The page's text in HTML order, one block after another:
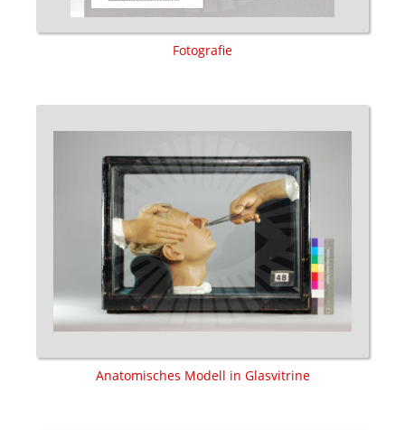
Fotografie
Anatomisches Modell in Glasvitrine